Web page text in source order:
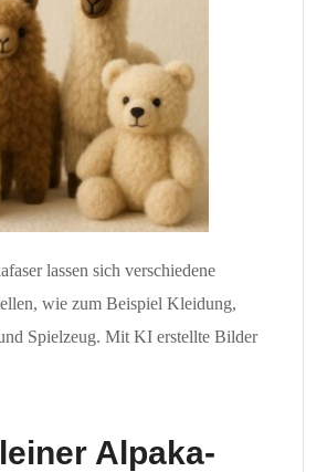
lassen sich verschiedene
wie zum Beispiel Kleidung,
Spielzeug. Mit KI erstellte Bilder
Alpaka-